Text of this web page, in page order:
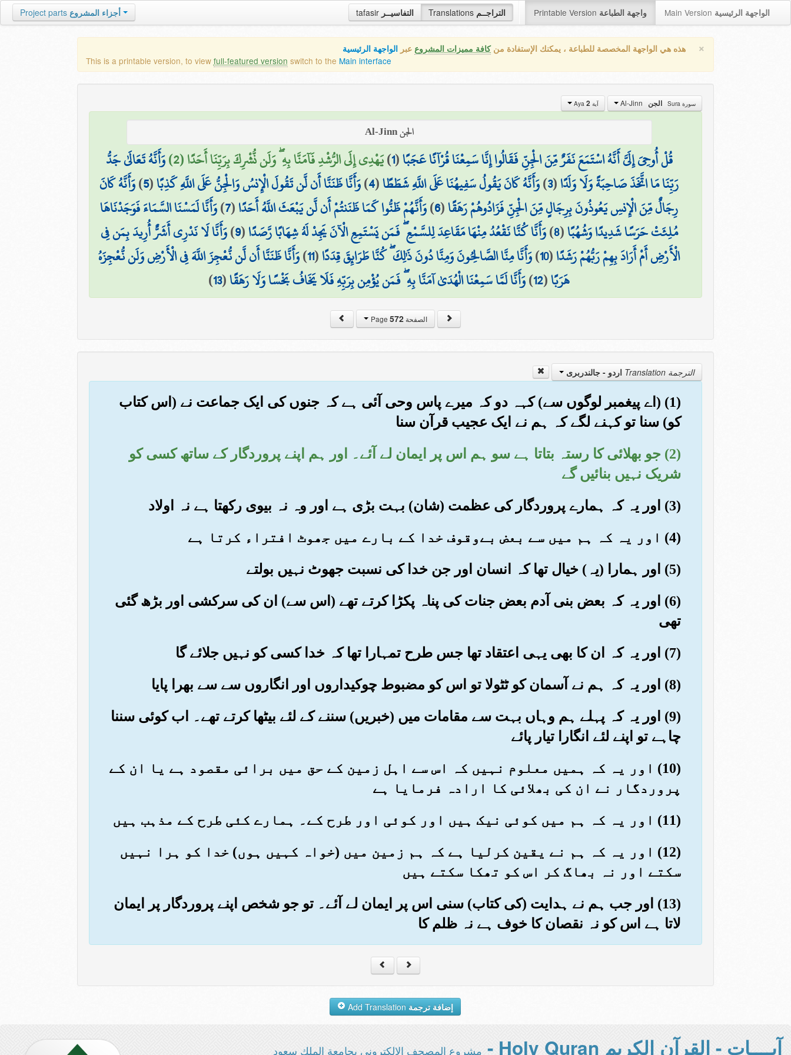
tafasir التفاسيــر Translations التراجــم Printable Version واجهة الطباعة Main Version الواجهة الرئيسية Project parts أجزاء المشروع
× هذه هي الواجهة المخصصة للطباعة ، يمكنك الإستفادة منكافة مميزات المشروع عبر الواجهة الرئيسية
This is a printable version, to view full-featured version switch to the Main interface
سورة Sura الجن آية Aya 2
الجن Al-Jinn
قُلْ أُوحِيَ إِلَيَّ أَنَّهُ اسْتَمَعَ نَفَرٌ مِّنَ الْجِنِّ فَقَالُوا إِنَّا سَمِعْنَا قُرْآنًا عَجَبًا(
1
)يَهْدِي إِلَى الرُّشْدِ فَآمَنَّا بِهِ ۖ وَلَن نُّشْرِكَ بِرَبِّنَا أَحَدًا (2) وَأَنَّهُ تَعَالَىٰ جَدُّ
رَبِّنَا مَا اتَّخَذَ صَاحِبَةً وَلَا وَلَدًا(
3
)وَأَنَّهُ كَانَ يَقُولُ سَفِيهُنَا عَلَى اللَّهِ شَطَطًا(
4
)وَأَنَّا ظَنَنَّا أَن لَّن تَقُولَ الْإِنسُ وَالْجِنُّ عَلَى اللَّهِ كَذِبًا(
5
)وَأَنَّهُ كَانَ
رِجَالٌ مِّنَ الْإِنسِ يَعُوذُونَ بِرِجَالٍ مِّنَ الْجِنِّ فَزَادُوهُمْ رَهَقًا(
6
)وَأَنَّهُمْ ظَنُّوا كَمَا ظَنَنتُمْ أَن لَّن يَبْعَثَ اللَّهُ أَحَدًا(
7
)وَأَنَّا لَمَسْنَا السَّمَاءَ فَوَجَدْنَاهَا
مُلِئَتْ حَرَسًا شَدِيدًا وَشُهُبًا(
8
)وَأَنَّا كُنَّا نَقْعُدُ مِنْهَا مَقَاعِدَ لِلسَّمْعِ ۖ فَمَن يَسْتَمِعِ الْآنَ يَجِدْ لَهُ شِهَابًا رَّصَدًا(
9
)وَأَنَّا لَا نَدْرِي أَشَرٌّ أُرِيدَ بِمَن فِي
الْأَرْضِ أَمْ أَرَادَ بِهِمْ رَبُّهُمْ رَشَدًا(
10
)وَأَنَّا مِنَّا الصَّالِحُونَ وَمِنَّا دُونَ ذَٰلِكَ ۖ كُنَّا طَرَائِقَ قِدَدًا(
11
)وَأَنَّا ظَنَنَّا أَن لَّن نُّعْجِزَ اللَّهَ فِي الْأَرْضِ وَلَن نُّعْجِزَهُ
هَرَبًا(
12
)وَأَنَّا لَمَّا سَمِعْنَا الْهُدَىٰ آمَنَّا بِهِ ۖ فَمَن يُؤْمِن بِرَبِّهِ فَلَا يَخَافُ بَخْسًا وَلَا رَهَقًا(
13
)
الصفحة Page572
الترجمة Translation اردو - جالندربرى
(1) (اے پیغمبر لوگوں سے) کہہ دو کہ میرے پاس وحی آئی ہے کہ جنوں کی ایک جماعت نے (اس کتاب
کو) سنا تو کہنے لگے کہ ہم نے ایک عجیب قرآن سنا
(2) جو بھلائی کا رستہ بتاتا ہے سو ہم اس پر ایمان لے آئے۔ اور ہم اپنے پروردگار کے ساتھ کسی کو
شریک نہیں بنائیں گے
(3) اور یہ کہ ہمارے پروردگار کی عظمت (شان) بہت بڑی ہے اور وہ نہ بیوی رکھتا ہے نہ اولاد
(4) اور یہ کہ ہم میں سے بعض بےوقوف خدا کے بارے میں جھوٹ افتراء کرتا ہے
(5) اور ہمارا (یہ) خیال تھا کہ انسان اور جن خدا کی نسبت جھوٹ نہیں بولتے
(6) اور یہ کہ بعض بنی آدم بعض جنات کی پناہ پکڑا کرتے تھے (اس سے) ان کی سرکشی اور بڑھ گئی
تھی
(7) اور یہ کہ ان کا بھی یہی اعتقاد تھا جس طرح تمہارا تھا کہ خدا کسی کو نہیں جلائے گا
(8) اور یہ کہ ہم نے آسمان کو ٹٹولا تو اس کو مضبوط چوکیداروں اور انگاروں سے سے بھرا پایا
(9) اور یہ کہ پہلے ہم وہاں بہت سے مقامات میں (خبریں) سننے کے لئے بیٹھا کرتے تھے۔ اب کوئی سننا
چاہے تو اپنے لئے انگارا تیار پائے
(10) اور یہ کہ ہمیں معلوم نہیں کہ اس سے اہل زمین کے حق میں برائی مقصود ہے یا ان کے
پروردگار نے ان کی بھلائی کا ارادہ فرمایا ہے
(11) اور یہ کہ ہم میں کوئی نیک ہیں اور کوئی اور طرح کے۔ ہمارے کئی طرح کے مذہب ہیں
(12) اور یہ کہ ہم نے یقین کرلیا ہے کہ ہم زمین میں (خواہ کہیں ہوں) خدا کو ہرا نہیں
سکتے اور نہ بھاگ کر اس کو تھکا سکتے ہیں
(13) اور جب ہم نے ہدایت (کی کتاب) سنی اس پر ایمان لے آئے۔ تو جو شخص اپنے پروردگار پر ایمان
لاتا ہے اس کو نہ نقصان کا خوف ہے نہ ظلم کا
إضافة ترجمة
آيــــات - القرآن الكريم Holy Quran - مشروع المصحف الإلكتروني بجامعة الملك سعود